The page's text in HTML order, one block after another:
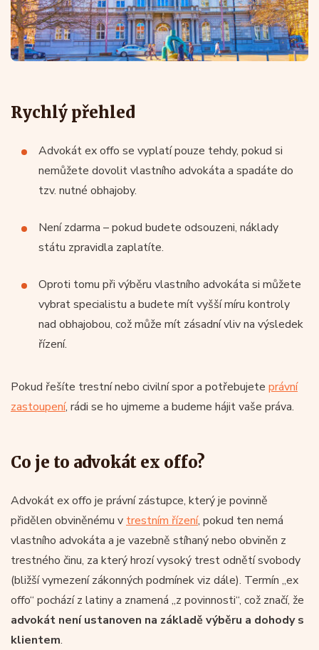
Rychlý přehled
Advokát ex offo se vyplatí pouze tehdy, pokud si
nemůžete dovolit vlastního advokáta a spadáte do
tzv. nutné obhajoby.
Není zdarma – pokud budete odsouzeni, náklady
státu zpravidla zaplatíte.
Oproti tomu při výběru vlastního advokáta si můžete
vybrat specialistu a budete mít vyšší míru kontroly
nad obhajobou, což může mít zásadní vliv na výsledek
řízení.
Pokud řešíte trestní nebo civilní spor a potřebujete právní
zastoupení, rádi se ho ujmeme a budeme hájit vaše práva.
Co je to advokát ex offo?
Advokát ex offo je právní zástupce, který je povinně
přidělen obviněnému v trestním řízení, pokud ten nemá
vlastního advokáta a je vazebně stíhaný nebo obviněn z
trestného činu, za který hrozí vysoký trest odnětí svobody
(bližší vymezení zákonných podmínek viz dále). Termín „ex
offo“ pochází z latiny a znamená „z povinnosti“, což značí, že
advokát není ustanoven na základě výběru a dohody s
klientem.